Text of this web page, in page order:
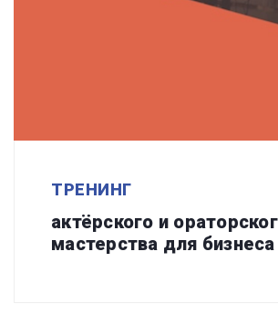
ТРЕНИНГ
актёрского и
мастерства для бизнеса